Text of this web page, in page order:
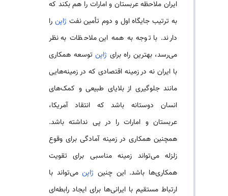
ایران ملاحظه عربستان و امارات را هم بکند که
به ترتیب جایگاه اول و دوم تأمین نفت ژاپن را
دارند. با توجه به همه این ملاحظات به نظر
می‌رسد، بهترین راه برای ژاپن توسعه همکاری
با ایران نه در زمینه اقتصادی که در زمینه‌هایی
مانند جلوگیری از بلایای طبیعی و کمک‌های
انسان دوستانه باشد که انتقاد آمریکا،
عربستان و امارات را در پی نداشته باشد.
همچنین همکاری در زمینه آمادگی برای وقوع
زلزله می‌تواند زمینه مناسبی برای تقویت
همکاری‌ها باشد. این چنین ژاپنمی‌تواند با
ارتباط مستقیم با ایرانی‌ها برای ایجاد رابطه‌ای